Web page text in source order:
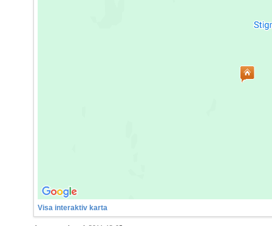
Visa interaktiv karta